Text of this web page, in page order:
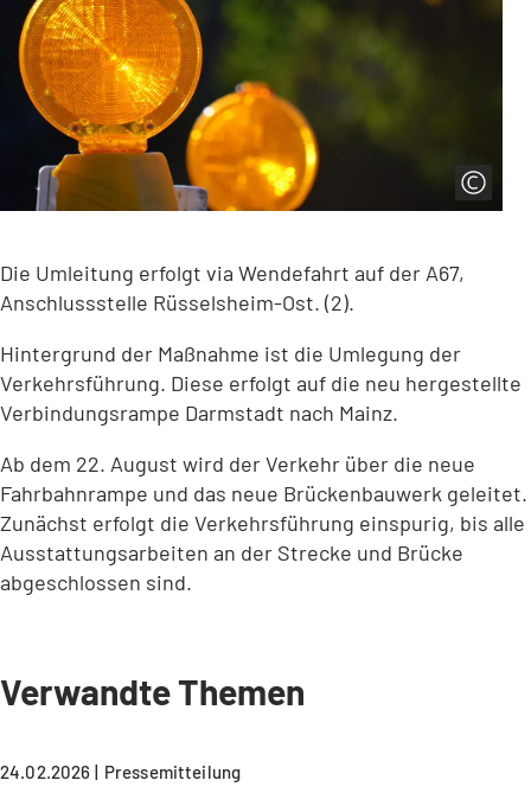
Die Umleitung erfolgt via Wendefahrt auf der A67,
Anschlussstelle Rüsselsheim-Ost. (2).
Hintergrund der Maßnahme ist die Umlegung der
Verkehrsführung. Diese erfolgt auf die neu hergestellte
Verbindungsrampe Darmstadt nach Mainz.
Ab dem 22. August wird der Verkehr über die neue
Fahrbahnrampe und das neue Brückenbauwerk geleitet.
Zunächst erfolgt die Verkehrsführung einspurig, bis alle
Ausstattungsarbeiten an der Strecke und Brücke
abgeschlossen sind.
Verwandte Themen
24.02.2026 Pressemitteilung